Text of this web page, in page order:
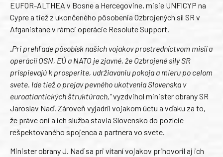
EUFOR-ALTHEA v Bosne a Hercegovine, misie UNFICYP na
Cypre a tiež z ukončeného pôsobenia Ozbrojených síl SR v
Afganistane v rámci operácie Resolute Support.
„Pri prehľade pôsobísk našich vojakov prostredníctvom misií a
operácií OSN, EÚ a NATO je zjavné, že Ozbrojené sily SR
prispievajú k prosperite, udržiavaniu pokoja a mieru po celom
svete. Ide tiež o prejav pevného ukotvenia Slovenska v
euroatlantických štruktúrach,“vyzdvihol minister obrany SR
Jaroslav Naď. Zároveň vyjadril vojakom úctu a vďaku za to,
že práve oni a ich služba stavia Slovensko do pozície
rešpektovaného spojenca a partnera vo svete.
Minister obrany J. Naď sa pri vítaní vojakov prihovoril aj ich